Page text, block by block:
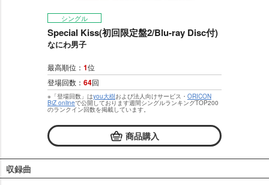
シングル
Special Kiss(初回限定盤2/Blu-ray Disc付)
なにわ男子
最高順位： 1位
登場回数： 64回
※「登場回数」はyou大樹および法人向けサービス・ ORICON
BiZ onlineで公開しております週間シングルランキングTOP200
のランクイン回数を掲載しています。
商品購入
収録曲